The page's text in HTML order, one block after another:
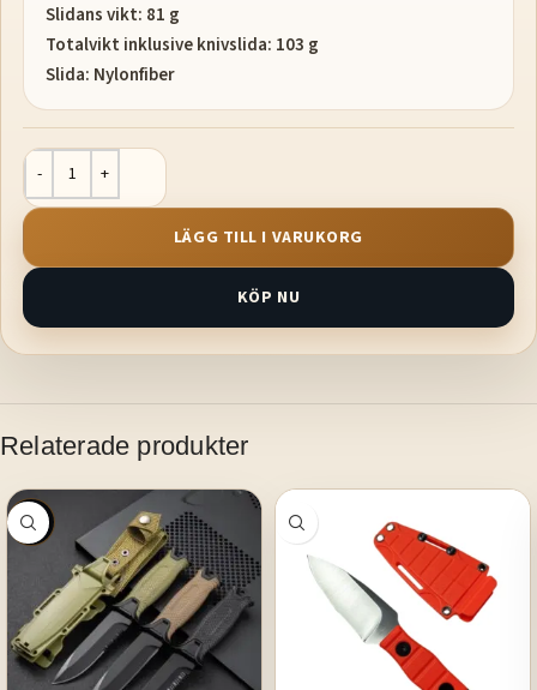
Slidans vikt: 81 g
Totalvikt inklusive knivslida: 103 g
Slida: Nylonfiber
LÄGG TILL I VARUKORG
KÖP NU
Relaterade produkter
SALE